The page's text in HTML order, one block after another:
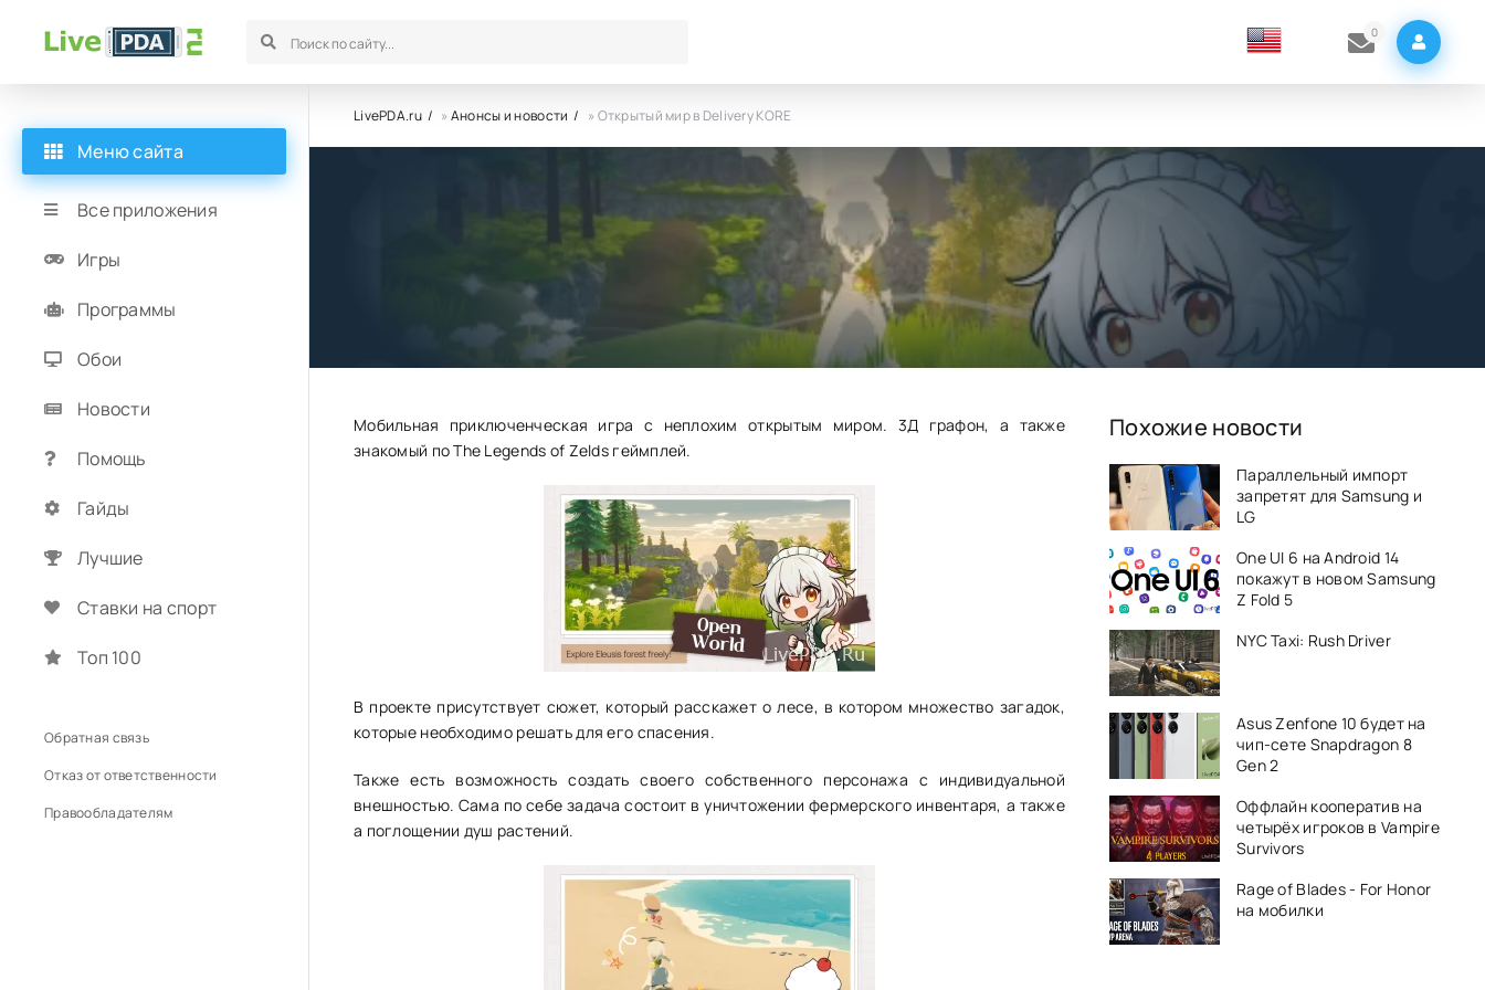
0
LivePDA.ru »Анонсы и новости » Открытый мир в Delivery KORE
Открытый мир в Delivery KORE
Мобильная приключенческая игра с неплохим открытым миром. 3Д графон, а также
знакомый по The Legends of Zelds геймплей.
В проекте присутствует сюжет, который расскажет о лесе, в котором множество загадок,
которые необходимо решать для его спасения.
Также есть возможность создать своего собственного персонажа с индивидуальной
внешностью. Сама по себе задача состоит в уничтожении фермерского инвентаря, а также
а поглощении душ растений.
Похожие новости
Параллельный импорт
запретят для Samsung и
LG
One UI 6 на Android 14
покажут в новом Samsung
Z Fold 5
NYC Taxi: Rush Driver
Asus Zenfone 10 будет на
чип-сете Snapdragon 8
Gen 2
Оффлайн кооператив на
четырёх игроков в Vampire
Survivors
Rage of Blades - For Honor
на мобилки
Меню сайта
Все приложения
Игры
Программы
Обои
Новости
Помощь
Гайды
Лучшие
Ставки на спорт
Топ 100
Обратная связь
Отказ от ответственности
Правообладателям